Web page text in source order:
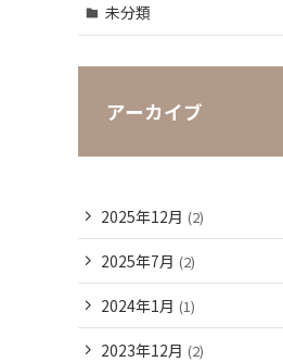
未分類
アーカイブ
2025年12月 (2)
2025年7月 (2)
2024年1月 (1)
2023年12月 (2)